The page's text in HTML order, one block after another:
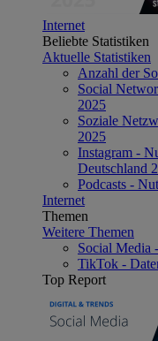
Internet
Beliebte Statistiken
Aktuelle Statistiken
Anzahl der
Social
2025
Soziale
2025
Instagram -
Deutschland
Podcasts -
Internet
Themen
Weitere Themen
Social Media
TikTok -
Top Report